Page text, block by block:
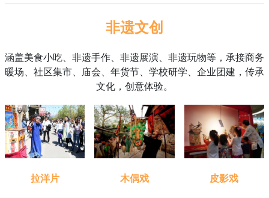
非遗文创
涵盖美食小吃、非遗手作、非遗展演、非遗玩物等，承接商务
暖场、社区集市、庙会、年货节、学校研学、企业团建，传承
文化，创意体验。
拉洋片 木偶戏 皮影戏